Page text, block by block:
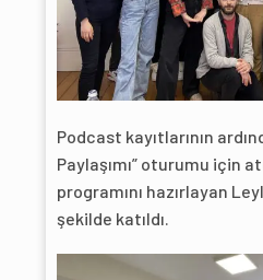
Podcast kayıtlarının
Paylaşımı” oturumu için
programını hazırlayan
şekilde katıldı.